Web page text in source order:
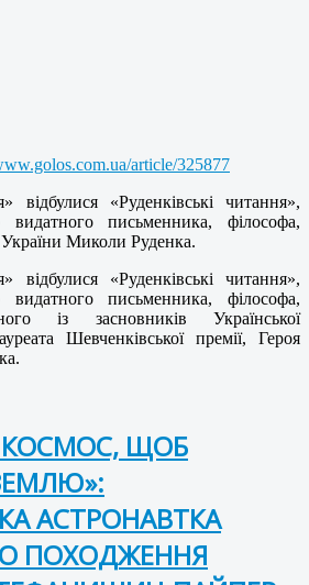
article/325877
відбулися «Руденківські читання»,
видатного письменника, філософа,
Миколи Руденка.
відбулися «Руденківські читання»,
видатного письменника, філософа,
із засновників Української
Шевченківської премії, Героя
КОСМОС, ЩОБ
АСТРОНАВТКА
ПОХОДЖЕННЯ